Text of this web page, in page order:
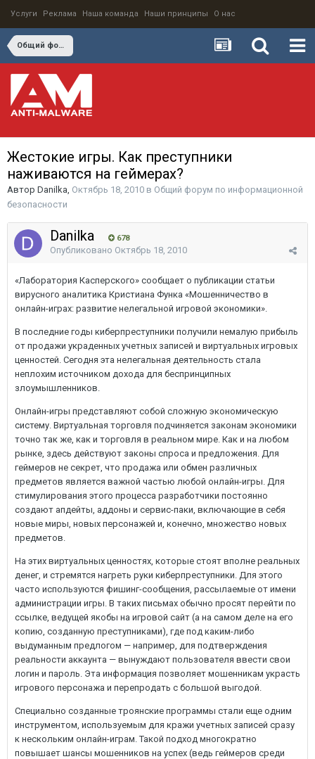
Услуги Реклама Наша команда Наши принципы О нас
Общий форум по информационной безопасности
Жестокие игры. Как преступники
наживаются на геймерах?
Автор Danilka, Октябрь 18, 2010 в Общий форум по информационной
безопасности
Danilka 678
Опубликовано Октябрь 18, 2010
«Лаборатория Касперского» сообщает о публикации статьи
вирусного аналитика Кристиана Функа «Мошенничество в
онлайн-играх: развитие нелегальной игровой экономики».
В последние годы киберпреступники получили немалую прибыль
от продажи украденных учетных записей и виртуальных игровых
ценностей. Сегодня эта нелегальная деятельность стала
неплохим источником дохода для беспринципных
злоумышленников.
Онлайн-игры представляют собой сложную экономическую
систему. Виртуальная торговля подчиняется законам экономики
точно так же, как и торговля в реальном мире. Как и на любом
рынке, здесь действуют законы спроса и предложения. Для
геймеров не секрет, что продажа или обмен различных
предметов является важной частью любой онлайн-игры. Для
стимулирования этого процесса разработчики постоянно
создают апдейты, аддоны и сервис-паки, включающие в себя
новые миры, новых персонажей и, конечно, множество новых
предметов.
На этих виртуальных ценностях, которые стоят вполне реальных
денег, и стремятся нагреть руки киберпреступники. Для этого
часто используются фишинг-сообщения, рассылаемые от имени
администрации игры. В таких письмах обычно просят перейти по
ссылке, ведущей якобы на игровой сайт (а на самом деле на его
копию, созданную преступниками), где под каким-либо
выдуманным предлогом — например, для подтверждения
реальности аккаунта — вынуждают пользователя ввести свои
логин и пароль. Эта информация позволяет мошенникам украсть
игрового персонажа и перепродать с большой выгодой.
Специально созданные троянские программы стали еще одним
инструментом, используемым для кражи учетных записей сразу
к нескольким онлайн-играм. Такой подход многократно
повышает шансы мошенников на успех (ведь геймеров среди